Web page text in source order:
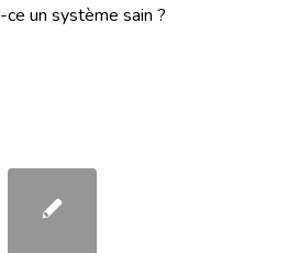
un système sain ?